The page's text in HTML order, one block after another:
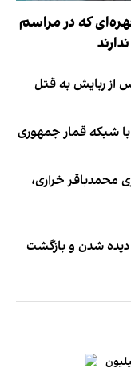
ممنوعه کریستیانو؛ ۱۰ چهره‌ای که در مراسم
از ربایش به قتل
با شبکه قمار جمهوری
محمدباقر خرازی،
دیده شدن و بازگشت
در تهران به متری ۲۴۰ میلیون